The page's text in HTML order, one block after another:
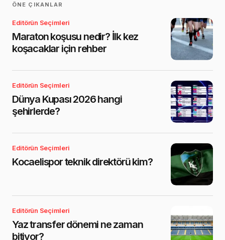
ÖNE ÇIKANLAR
Editörün Seçimleri
Maraton koşusu nedir? İlk kez
koşacaklar için rehber
Editörün Seçimleri
Dünya Kupası 2026 hangi
şehirlerde?
Editörün Seçimleri
Kocaelispor teknik direktörü kim?
Editörün Seçimleri
Yaz transfer dönemi ne zaman
bitiyor?